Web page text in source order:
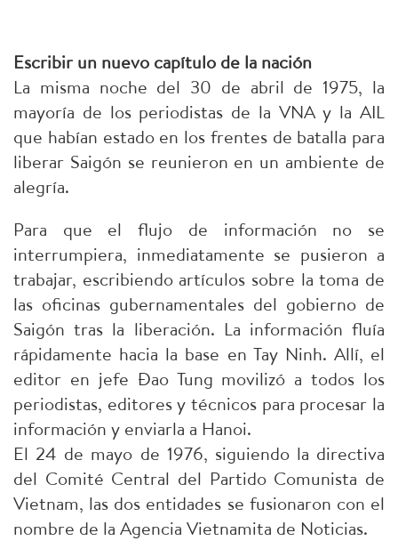
Escribir un nuevo capítulo de la nación
La misma noche del 30 de abril de 1975, la
mayoría de los periodistas de la VNA y la AIL
que habían estado en los frentes de batalla para
liberar Saigón se reunieron en un ambiente de
alegría.
Para que el flujo de información no se
interrumpiera, inmediatamente se pusieron a
trabajar, escribiendo artículos sobre la toma de
las oficinas gubernamentales del gobierno de
Saigón tras la liberación. La información fluía
rápidamente hacia la base en Tay Ninh. Allí, el
editor en jefe Đao Tung movilizó a todos los
periodistas, editores y técnicos para procesar la
información y enviarla a Hanoi.
El 24 de mayo de 1976, siguiendo la directiva
del Comité Central del Partido Comunista de
Vietnam, las dos entidades se fusionaron con el
nombre de la Agencia Vietnamita de Noticias.